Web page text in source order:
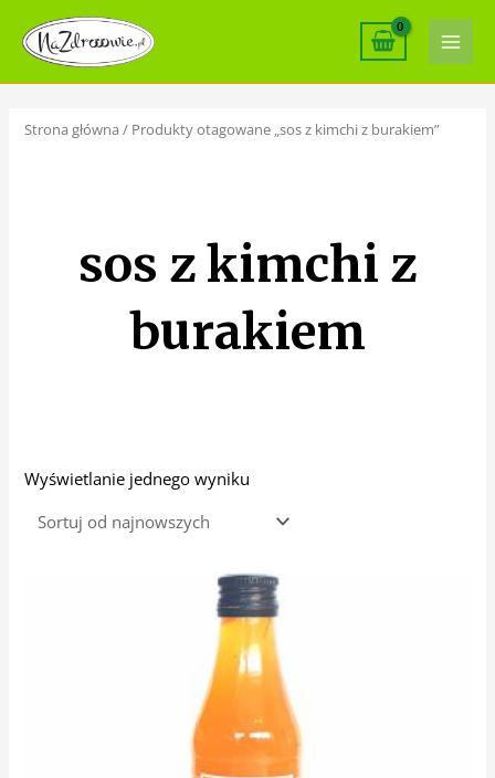
content
Main
Strona główna / Produkty otagowane „sos z kimchi z burakiem”
sos z kimchi z
burakiem
Wyświetlanie jednego wyniku